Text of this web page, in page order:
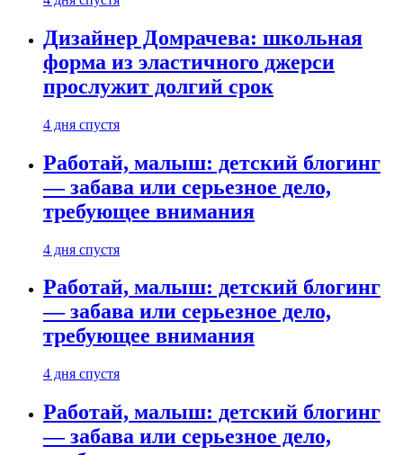
Дизайнер Домрачева: школьная
форма из эластичного джерси
прослужит долгий срок
4 дня спустя
Работай, малыш: детский блогинг
— забава или серьезное дело,
требующее внимания
4 дня спустя
Работай, малыш: детский блогинг
— забава или серьезное дело,
требующее внимания
4 дня спустя
Работай, малыш: детский блогинг
— забава или серьезное дело,